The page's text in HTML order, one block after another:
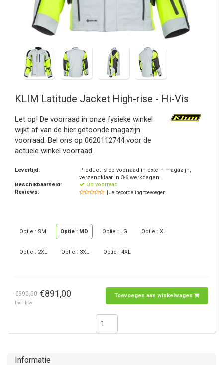
KLIM Latitude Jacket High-rise - Hi-Vis
Let op! De voorraad in onze fysieke winkel
wijkt af van de hier getoonde magazijn
voorraad. Bel ons op 0620112744 voor de
actuele winkel voorraad.
Levertijd:
Product is op voorraad in extern magazijn,
verzendklaar in 3-6 werkdagen.
Beschikbaarheid:
Op voorraad
Reviews:
| Je beoordeling toevoegen
Optie : SM Optie : MD Optie : LG Optie : XL
Optie : 2XL Optie : 3XL Optie : 4XL
€990,00 €891,00
Incl. btw
Toevoegen aan winkelwagen
Informatie